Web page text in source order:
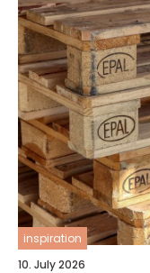
inspiration
10. July 2026